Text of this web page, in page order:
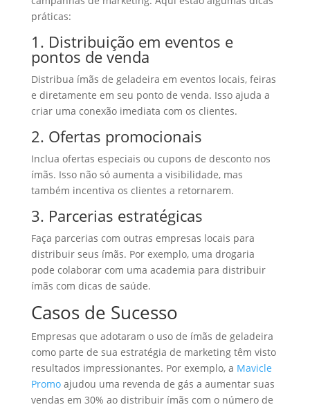
práticas:
1. Distribuição em eventos e
pontos de venda
Distribua ímãs de geladeira em eventos locais, feiras
e diretamente em seu ponto de venda. Isso ajuda a
criar uma conexão imediata com os clientes.
2. Ofertas promocionais
Inclua ofertas especiais ou cupons de desconto nos
ímãs. Isso não só aumenta a visibilidade, mas
também incentiva os clientes a retornarem.
3. Parcerias estratégicas
Faça parcerias com outras empresas locais para
distribuir seus ímãs. Por exemplo, uma drogaria
pode colaborar com uma academia para distribuir
ímãs com dicas de saúde.
Casos de Sucesso
Empresas que adotaram o uso de ímãs de geladeira
como parte de sua estratégia de marketing têm visto
resultados impressionantes. Por exemplo, a Mavicle
Promoajudou uma revenda de gás a aumentar suas
vendas em 30% ao distribuir ímãs com o número de